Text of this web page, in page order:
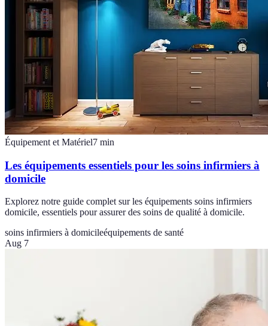
Équipement et Matériel7 min
Les équipements essentiels pour les soins infirmiers à
domicile
Explorez notre guide complet sur les équipements soins infirmiers
domicile, essentiels pour assurer des soins de qualité à domicile.
soins infirmiers à domicileéquipements de santé
Aug 7